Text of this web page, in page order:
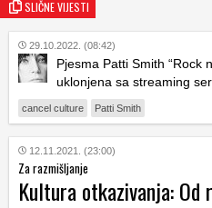
SLIČNE VIJESTI
29.10.2022. (08:42)
Pjesma Patti Smith “Rock
uklonjena sa streaming
cancel culture Patti Smith
12.11.2021. (23:00)
Za razmišljanje
Kultura otkazivanja: